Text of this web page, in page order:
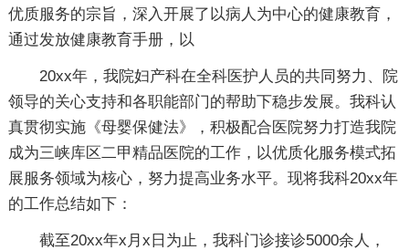
优质服务的宗旨，深入开展了以病人为中心的健康教育，
通过发放健康教育手册，以
20xx年，我院妇产科在全科医护人员的共同努力、院
领导的关心支持和各职能部门的帮助下稳步发展。我科认
真贯彻实施《母婴保健法》，积极配合医院努力打造我院
成为三峡库区二甲精品医院的工作，以优质化服务模式拓
展服务领域为核心，努力提高业务水平。现将我科20xx年
的工作总结如下：
截至20xx年x月x日为止，我科门诊接诊5000余人，